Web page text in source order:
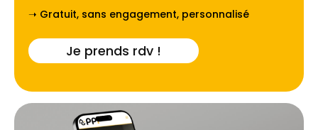
➝ Gratuit, sans engagement, personnalisé
Je prends rdv !